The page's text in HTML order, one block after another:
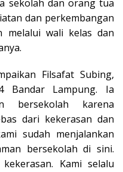
sekolah dan orang tua
dan perkembangan
melalui wali kelas dan
Filsafat Subing,
Bandar Lampung. Ia
bersekolah karena
dari kekerasan dan
sudah menjalankan
bersekolah di sini.
Kami selalu